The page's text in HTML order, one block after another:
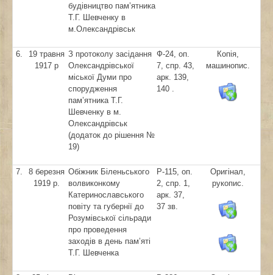
будівництво пам’ятника
Т.Г. Шевченку в
м.Олександрівськ
6.
19 травня
1917 р
З протоколу засідання
Олександрівської
міської Думи про
спорудження
пам’ятника Т.Г.
Шевченку в м.
Олександрівськ
(додаток до рішення №
19)
Ф-24, оп.
7, спр. 43,
арк. 139,
140 .
Копія,
машинопис.
7.
8 березня
1919 р.
Обіжник Біленьського
волвиконкому
Катеринославського
повіту та губернії до
Розумівської сільради
про проведення
заходів в день пам’яті
Т.Г. Шевченка
Р-115, оп.
2, спр. 1,
арк. 37,
37 зв.
Оригінал,
рукопис.